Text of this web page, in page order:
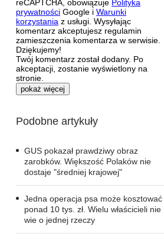
reCAPTCHA, obowiązuje Polityka
prywatności Google i Warunki
korzystania z usługi. Wysyłając
komentarz akceptujesz regulamin
zamieszczenia komentarza w serwisie.
Dziękujemy!
Twój komentarz został dodany. Po
akceptacji, zostanie wyświetlony na
stronie.
pokaż więcej
Podobne artykuły
GUS pokazał prawdziwy obraz
zarobków. Większość Polaków nie
dostaje "średniej krajowej"
Jedna operacja psa może kosztować
ponad 10 tys. zł. Wielu właścicieli nie
wie o jednej rzeczy